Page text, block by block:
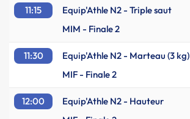
11:15 Equip'Athle N2 - Triple saut
MIM - Finale 2
11:30 Equip'Athle N2 - Marteau (3 kg)
MIF - Finale 2
12:00 Equip'Athle N2 - Hauteur